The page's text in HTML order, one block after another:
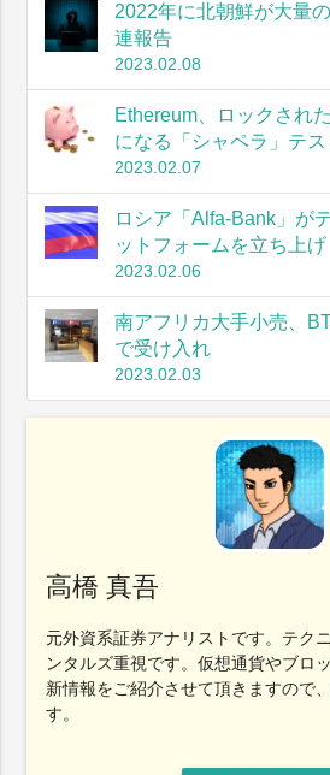
2022年に北朝鮮が大量
連報告
2023.02.08
Ethereum、ロックされ
になる「シャペラ」テ
2023.02.07
ロシア「Alfa-Bank」が
ットフォームを立ち上げ
2023.02.06
南アフリカ大手小売、
で受け入れ
2023.02.03
高橋 真吾
元外資系証券アナリストです。テク
ンタルズ重視です。仮想通貨やブロ
新情報をご紹介させて頂きますので
す。